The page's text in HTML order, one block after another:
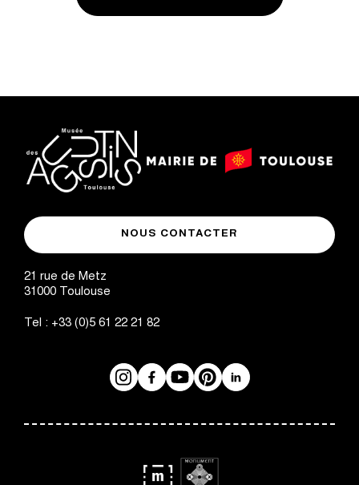
musée
des
de
NOUS CONTACTER
21 rue de Metz
31000
Toulouse
Tel : +33 (0)5 61 22 21 82
Réseaux
InstagramFacebookYouTubePinterestLinkedIn